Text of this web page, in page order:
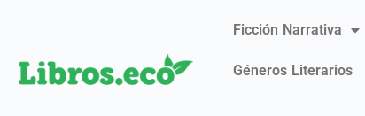
Ficción Narrativa
Géneros Literarios